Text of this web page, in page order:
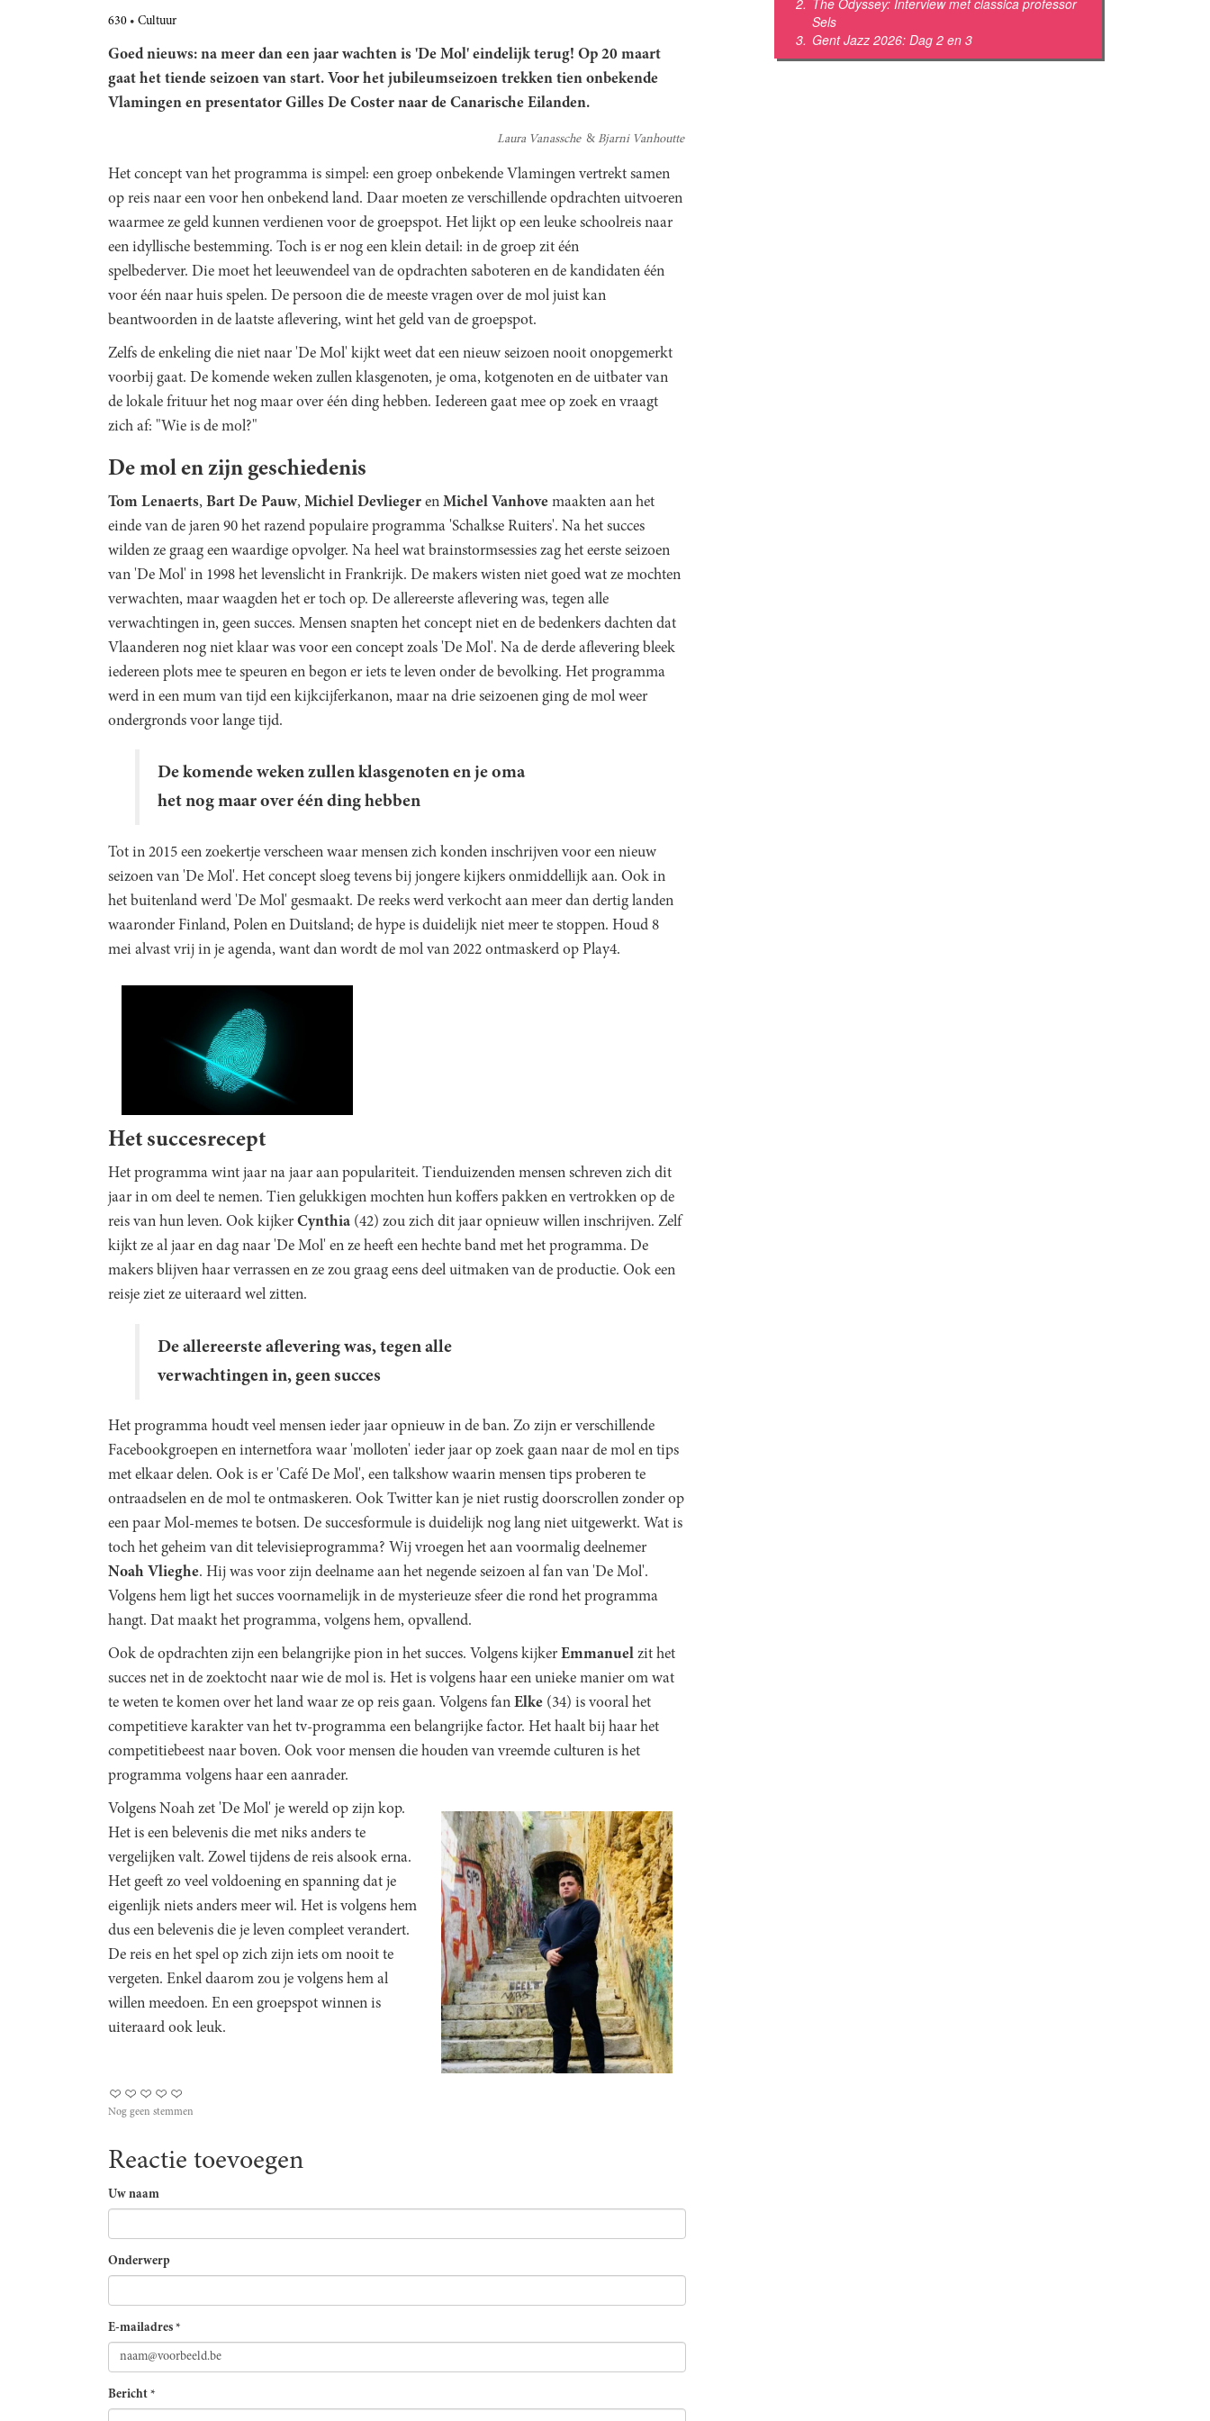
630 Cultuur
Goed nieuws: na meer dan een jaar wachten is 'De Mol' eindelijk terug! Op 20 maart
gaat het tiende seizoen van start. Voor het jubileumseizoen trekken tien onbekende
Vlamingen en presentator Gilles De Coster naar de Canarische Eilanden.
Laura Vanassche Bjarni Vanhoutte
Het concept van het programma is simpel: een groep onbekende Vlamingen vertrekt samen
op reis naar een voor hen onbekend land. Daar moeten ze verschillende opdrachten uitvoeren
waarmee ze geld kunnen verdienen voor de groepspot. Het lijkt op een leuke schoolreis naar
een idyllische bestemming. Toch is er nog een klein detail: in de groep zit één
spelbederver. Die moet het leeuwendeel van de opdrachten saboteren en de kandidaten één
voor één naar huis spelen. De persoon die de meeste vragen over de mol juist kan
beantwoorden in de laatste aflevering, wint het geld van de groepspot.
Zelfs de enkeling die niet naar 'De Mol' kijkt weet dat een nieuw seizoen nooit onopgemerkt
voorbij gaat. De komende weken zullen klasgenoten, je oma, kotgenoten en de uitbater van
de lokale frituur het nog maar over één ding hebben. Iedereen gaat mee op zoek en vraagt
zich af: "Wie is de mol?"
De mol en zijn geschiedenis
Tom Lenaerts, Bart De Pauw, Michiel Devlieger en Michel Vanhove maakten aan het
einde van de jaren 90 het razend populaire programma 'Schalkse Ruiters'. Na het succes
wilden ze graag een waardige opvolger. Na heel wat brainstormsessies zag het eerste seizoen
van 'De Mol' in 1998 het levenslicht in Frankrijk. De makers wisten niet goed wat ze mochten
verwachten, maar waagden het er toch op. De allereerste aflevering was, tegen alle
verwachtingen in, geen succes. Mensen snapten het concept niet en de bedenkers dachten dat
Vlaanderen nog niet klaar was voor een concept zoals 'De Mol'. Na de derde aflevering bleek
iedereen plots mee te speuren en begon er iets te leven onder de bevolking. Het programma
werd in een mum van tijd een kijkcijferkanon, maar na drie seizoenen ging de mol weer
ondergronds voor lange tijd.
De komende weken zullen klasgenoten en je oma
het nog maar over één ding hebben
Tot in 2015 een zoekertje verscheen waar mensen zich konden inschrijven voor een nieuw
seizoen van 'De Mol'. Het concept sloeg tevens bij jongere kijkers onmiddellijk aan. Ook in
het buitenland werd 'De Mol' gesmaakt. De reeks werd verkocht aan meer dan dertig landen
waaronder Finland, Polen en Duitsland; de hype is duidelijk niet meer te stoppen. Houd 8
mei alvast vrij in je agenda, want dan wordt de mol van 2022 ontmaskerd op Play4.
Het succesrecept
Het programma wint jaar na jaar aan populariteit. Tienduizenden mensen schreven zich dit
jaar in om deel te nemen. Tien gelukkigen mochten hun koffers pakken en vertrokken op de
reis van hun leven. Ook kijker Cynthia (42) zou zich dit jaar opnieuw willen inschrijven. Zelf
kijkt ze al jaar en dag naar 'De Mol' en ze heeft een hechte band met het programma. De
makers blijven haar verrassen en ze zou graag eens deel uitmaken van de productie. Ook een
reisje ziet ze uiteraard wel zitten.
De allereerste aflevering was, tegen alle
verwachtingen in, geen succes
Het programma houdt veel mensen ieder jaar opnieuw in de ban. Zo zijn er verschillende
Facebookgroepen en internetfora waar 'molloten' ieder jaar op zoek gaan naar de mol en tips
met elkaar delen. Ook is er 'Café De Mol', een talkshow waarin mensen tips proberen te
ontraadselen en de mol te ontmaskeren. Ook Twitter kan je niet rustig doorscrollen zonder op
een paar Mol-memes te botsen. De succesformule is duidelijk nog lang niet uitgewerkt. Wat is
toch het geheim van dit televisieprogramma? Wij vroegen het aan voormalig deelnemer
Noah Vlieghe. Hij was voor zijn deelname aan het negende seizoen al fan van 'De Mol'.
Volgens hem ligt het succes voornamelijk in de mysterieuze sfeer die rond het programma
hangt. Dat maakt het programma, volgens hem, opvallend.
Ook de opdrachten zijn een belangrijke pion in het succes. Volgens kijker Emmanuel zit het
succes net in de zoektocht naar wie de mol is. Het is volgens haar een unieke manier om wat
te weten te komen over het land waar ze op reis gaan. Volgens fan Elke (34) is vooral het
competitieve karakter van het tv-programma een belangrijke factor. Het haalt bij haar het
competitiebeest naar boven. Ook voor mensen die houden van vreemde culturen is het
programma volgens haar een aanrader.
Volgens Noah zet 'De Mol' je wereld op zijn kop.
Het is een belevenis die met niks anders te
vergelijken valt. Zowel tijdens de reis alsook erna.
Het geeft zo veel voldoening en spanning dat je
eigenlijk niets anders meer wil. Het is volgens hem
dus een belevenis die je leven compleet verandert.
De reis en het spel op zich zijn iets om nooit te
vergeten. Enkel daarom zou je volgens hem al
willen meedoen. En een groepspot winnen is
uiteraard ook leuk.
Nog geen stemmen
Reactie toevoegen
Uw naam
Onderwerp
E-mailadres *
Bericht *
Sels
Gent Jazz 2026: Dag 2 en 3